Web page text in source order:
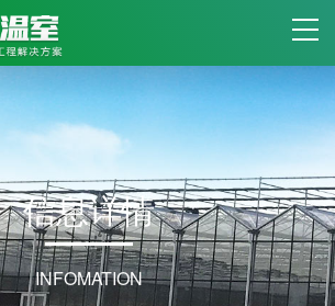
信息详情
INFOMATION